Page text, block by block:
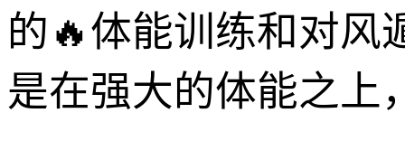
的🔥体能训练和对风
是在强大的体能之上